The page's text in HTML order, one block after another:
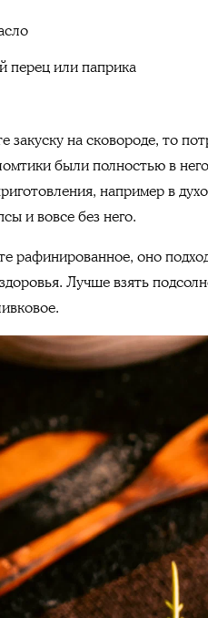
перец или паприка
закуску на сковороде, то
были полностью в
например в
и вовсе без него.
рафинированное, оно
Лучше взять